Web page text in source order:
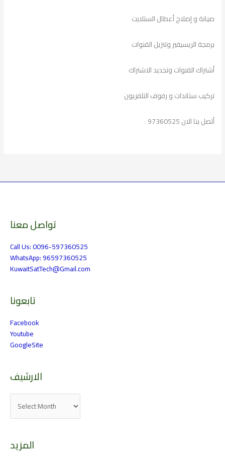
صيانة و إصلاح أعطال الستلايت
برمجة الريسيفير وتنزيل القنوات
أشتراك القنوات وتجديد الاشتراك
تركيب ستاندات و رفوف التلفزيون
أتصل بنا الان 97360525
تواصل معنا
Call Us: 0096-597360525
WhatsApp: 96597360525
KuwaitSatTech@Gmail.com
تابعونا
Facebook
Youtube
GoogleSite
الارشيف
الارشيف
المزيد